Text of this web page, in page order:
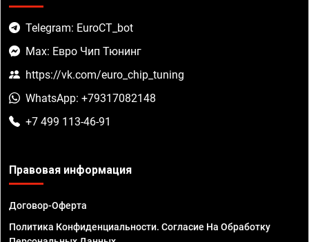
Telegram: EuroCT_bot
Max: Евро Чип Тюнинг
https://vk.com/euro_chip_tuning
WhatsApp: +79317082148
+7 499 113-46-91
Правовая информация
Договор-Оферта
Политика Конфиденциальности. Согласие На Обработку